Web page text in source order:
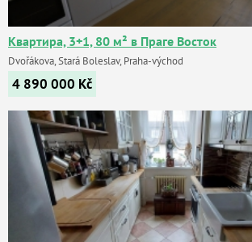
Квартира, 3+1, 80 м² в Праге Восток
Dvořákova, Stará Boleslav, Praha-východ
4 890 000 Kč